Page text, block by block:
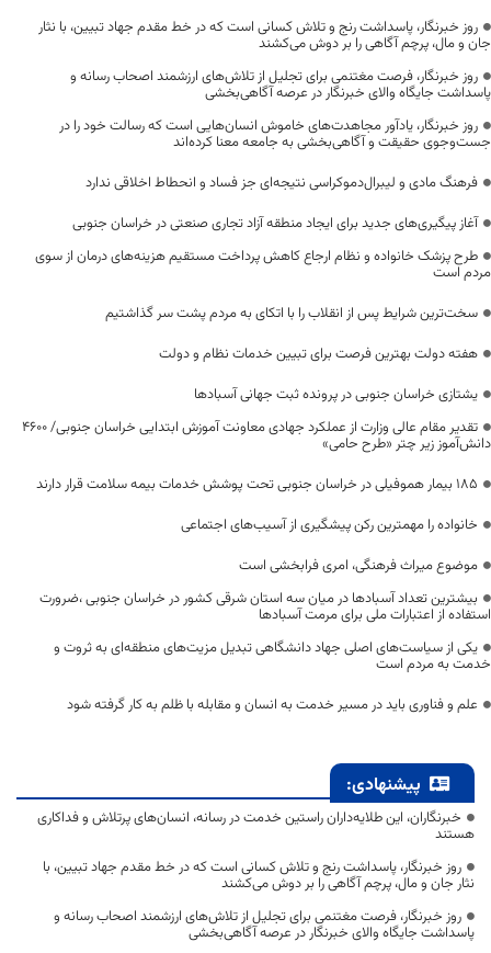
روز خبرنگار، پاسداشت رنج و تلاش کسانی است که در خط مقدم جهاد تبیین، با نثار
جان و مال، پرچم آگاهی را بر دوش می‌کشند
روز خبرنگار، فرصت مغتنمی برای تجلیل از تلاش‌های ارزشمند اصحاب رسانه و
پاسداشت جایگاه والای خبرنگار در عرصه آگاهی‌بخشی
روز خبرنگار، یادآور مجاهدت‌های خاموش انسان‌هایی است که رسالت خود را در
جست‌وجوی حقیقت و آگاهی‌بخشی به جامعه معنا کرده‌اند
فرهنگ مادی و لیبرال‌دموکراسی نتیجه‌ای جز فساد و انحطاط اخلاقی ندارد
آغاز پیگیری‌های جدید برای ایجاد منطقه آزاد تجاری صنعتی در خراسان جنوبی
طرح پزشک خانواده و نظام ارجاع کاهش پرداخت مستقیم هزینه‌های درمان از سوی
مردم است
سخت‌ترین شرایط پس از انقلاب را با اتکای به مردم پشت سر گذاشتیم
هفته دولت بهترین فرصت برای تبیین خدمات نظام و دولت
یشتازی خراسان جنوبی در پرونده ثبت جهانی آسبادها
تقدیر مقام عالی وزارت از عملکرد جهادی معاونت آموزش ابتدایی خراسان جنوبی/ ۴۶۰۰
دانش‌آموز زیر چتر «طرح حامی»
۱۸۵ بیمار هموفیلی در خراسان جنوبی تحت پوشش خدمات بیمه سلامت قرار دارند
خانواده را مهمترین رکن پیشگیری از آسیب‌های اجتماعی
موضوع میراث فرهنگی، امری فرابخشی است
بیشترین تعداد آسبادها در میان سه استان شرقی کشور در خراسان جنوبی ،ضرورت
استفاده از اعتبارات ملی برای مرمت آسبادها
یکی از سیاست‌های اصلی جهاد دانشگاهی تبدیل مزیت‌های منطقه‌ای به ثروت و
خدمت به مردم است
علم و فناوری باید در مسیر خدمت به انسان و مقابله با ظلم به کار گرفته شود
پیشنهادی:
خبرنگاران، این طلایه‌داران راستین خدمت در رسانه، انسان‌های پرتلاش و فداکاری
هستند
روز خبرنگار، پاسداشت رنج و تلاش کسانی است که در خط مقدم جهاد تبیین، با
نثار جان و مال، پرچم آگاهی را بر دوش می‌کشند
روز خبرنگار، فرصت مغتنمی برای تجلیل از تلاش‌های ارزشمند اصحاب رسانه و
پاسداشت جایگاه والای خبرنگار در عرصه آگاهی‌بخشی